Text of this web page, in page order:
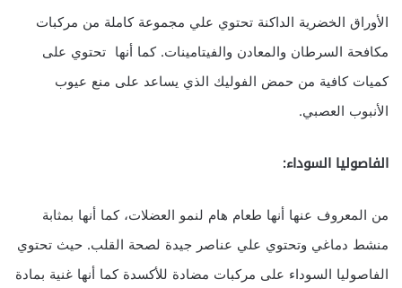
الأوراق الخضرية الداكنة تحتوي علي مجموعة كاملة من مركبات
مكافحة السرطان والمعادن والفيتامينات. كما أنها تحتوي على
كميات كافية من حمض الفوليك الذي يساعد على منع عيوب
الأنبوب العصبي.
الفاصوليا السوداء:
من المعروف عنها أنها طعام هام لنمو العضلات، كما أنها بمثابة
منشط دماغي وتحتوي علي عناصر جيدة لصحة القلب. حيث تحتوي
الفاصوليا السوداء على مركبات مضادة للأكسدة كما أنها غنية بمادة